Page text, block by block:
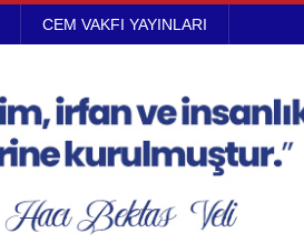
CEM VAKFI YAYINLARI